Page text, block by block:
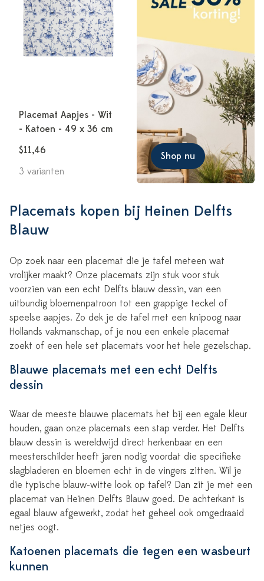
Placemat Aapjes - Wit
- Katoen - 49 x 36 cm
$11,46
3 varianten
Shop nu
Placemats kopen bij Heinen Delfts
Blauw
Op zoek naar een placemat die je tafel meteen wat
vrolijker maakt? Onze placemats zijn stuk voor stuk
voorzien van een echt Delfts blauw dessin, van een
uitbundig bloemenpatroon tot een grappige teckel of
speelse aapjes. Zo dek je de tafel met een knipoog naar
Hollands vakmanschap, of je nou een enkele placemat
zoekt of een hele set placemats voor het hele gezelschap.
Blauwe placemats met een echt Delfts
dessin
Waar de meeste blauwe placemats het bij een egale kleur
houden, gaan onze placemats een stap verder. Het Delfts
blauw dessin is wereldwijd direct herkenbaar en een
meesterschilder heeft jaren nodig voordat die specifieke
slagbladeren en bloemen echt in de vingers zitten. Wil je
die typische blauw-witte look op tafel? Dan zit je met een
placemat van Heinen Delfts Blauw goed. De achterkant is
egaal blauw afgewerkt, zodat het geheel ook omgedraaid
netjes oogt.
Katoenen placemats die tegen een wasbeurt
kunnen